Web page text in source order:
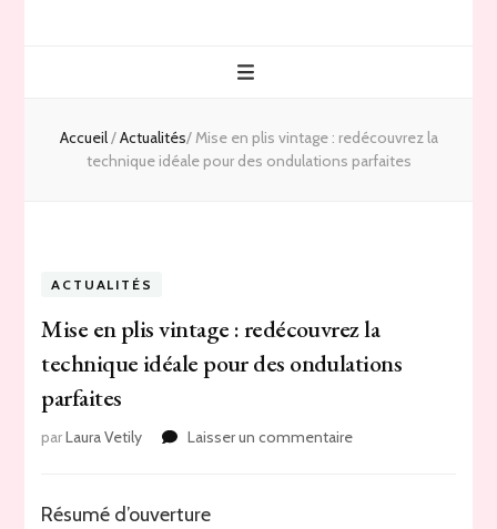
Accueil/Actualités/Mise en plis vintage : redécouvrez la
technique idéale pour des ondulations parfaites
ACTUALITÉS
Mise en plis vintage : redécouvrez la
technique idéale pour des ondulations
parfaites
parLaura Vetily Laisser un commentairesur
Résumé d’ouverture